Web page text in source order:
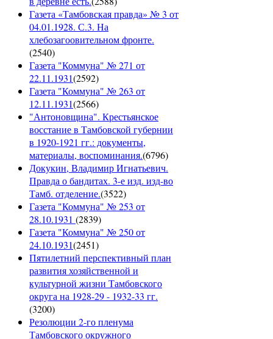
Газета «Тамбовская правда» № 3 от
04.01.1928. С.3. На
хлебозагоовительном фронте.
(2540)
Газета "Коммуна" № 271 от
22.11.1931(2592)
Газета "Коммуна" № 263 от
12.11.1931(2566)
"Антоновщина". Крестьянское
восстание в Тамбовской губернии
в 1920-1921 гг.: документы,
материалы, воспоминания.(6796)
Докукин, Владимир Игнатьевич.
Правда о бандитах. 3-е изд. изд-во
Тамб. отделение.(3522)
Газета "Коммуна" № 253 от
28.10.1931 (2839)
Газета "Коммуна" № 250 от
24.10.1931(2451)
Пятилетний перспективный план
развития хозяйственной и
культурной жизни Тамбовского
округа на 1928-29 - 1932-33 гг.
(3200)
Резолюции 2-го пленума
Тамбовского окружного